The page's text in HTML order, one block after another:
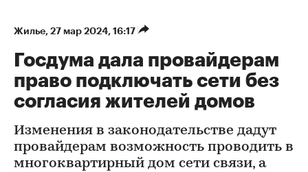
Жилье⁠, 27 мар 2024, 16:17
Госдума дала провайдерам
право подключать сети без
согласия жителей домов
Изменения в законодательстве дадут
провайдерам возможность проводить в
многоквартирный дом сети связи, а